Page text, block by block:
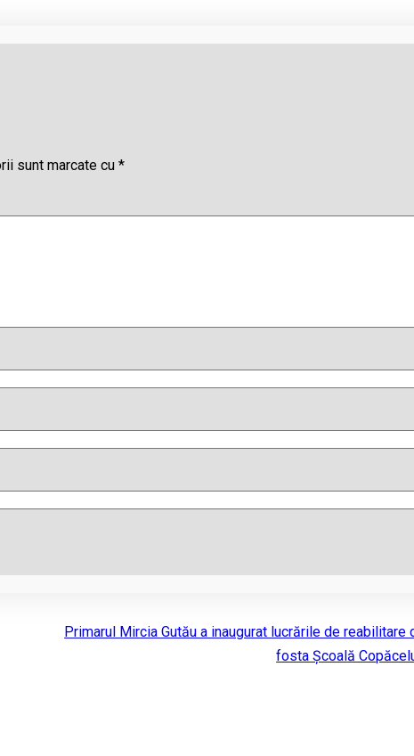
sunt marcate cu *
Primarul Mircia Gutău a inaugurat lucrările de reabilitare
fosta Școală